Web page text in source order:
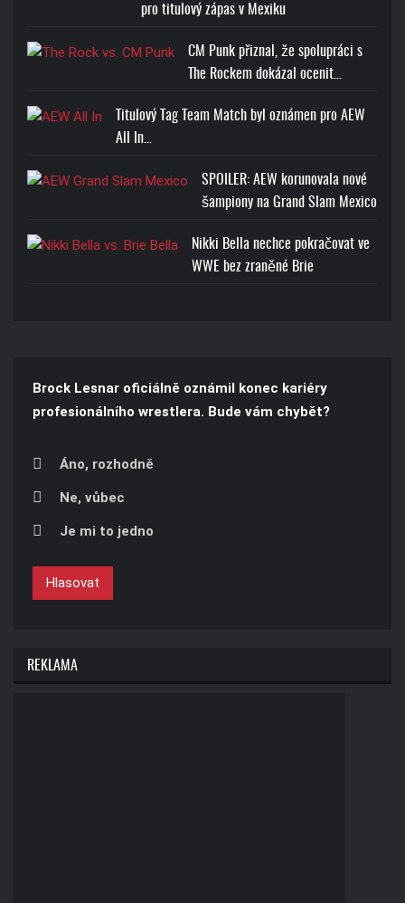
pro titulový zápas v Mexiku
CM Punk přiznal, že spolupráci s
The Rockem dokázal ocenit…
Titulový Tag Team Match byl oznámen pro AEW
All In…
SPOILER: AEW korunovala nové
šampiony na Grand Slam Mexico
Nikki Bella nechce pokračovat ve
WWE bez zraněné Brie
Brock Lesnar oficiálně oznámil konec kariéry
profesionálního wrestlera. Bude vám chybět?
Áno, rozhodně
Ne, vůbec
Je mi to jedno
Hlasovat
REKLAMA